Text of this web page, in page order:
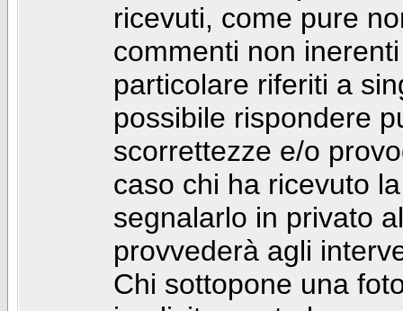
ricevuti, come pure
commenti non
particolare riferiti a
possibile rispondere
scorrettezze e/o
caso chi ha ricevuto
segnalarlo in privato
provvederà agli
Chi sottopone una